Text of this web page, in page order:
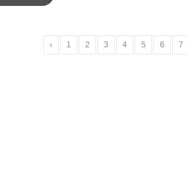
‹ 1 2 3 4 5 6 7